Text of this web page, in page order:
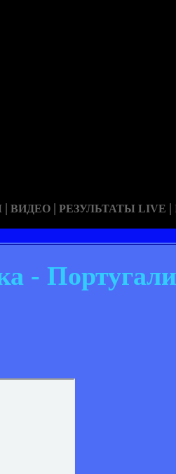
| ВИДЕО | РЕЗУЛЬТАТЫ LIVE |
-